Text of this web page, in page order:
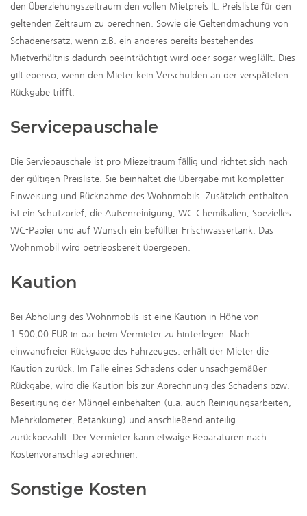
den Überziehungszeitraum den vollen Mietpreis lt. Preisliste für den
geltenden Zeitraum zu berechnen. Sowie die Geltendmachung von
Schadenersatz, wenn z.B. ein anderes bereits bestehendes
Mietverhältnis dadurch beeinträchtigt wird oder sogar wegfällt. Dies
gilt ebenso, wenn den Mieter kein Verschulden an der verspäteten
Rückgabe trifft.
Servicepauschale
Die Serviepauschale ist pro Miezeitraum fällig und richtet sich nach
der gültigen Preisliste. Sie beinhaltet die Übergabe mit kompletter
Einweisung und Rücknahme des Wohnmobils. Zusätzlich enthalten
ist ein Schutzbrief, die Außenreinigung, WC Chemikalien, Spezielles
WC-Papier und auf Wunsch ein befüllter Frischwassertank. Das
Wohnmobil wird betriebsbereit übergeben.
Kaution
Bei Abholung des Wohnmobils ist eine Kaution in Höhe von
1.500,00 EUR in bar beim Vermieter zu hinterlegen. Nach
einwandfreier Rückgabe des Fahrzeuges, erhält der Mieter die
Kaution zurück. Im Falle eines Schadens oder unsachgemäßer
Rückgabe, wird die Kaution bis zur Abrechnung des Schadens bzw.
Beseitigung der Mängel einbehalten (u.a. auch Reinigungsarbeiten,
Mehrkilometer, Betankung) und anschließend anteilig
zurückbezahlt. Der Vermieter kann etwaige Reparaturen nach
Kostenvoranschlag abrechnen.
Sonstige Kosten